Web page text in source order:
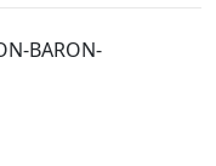
BARON-